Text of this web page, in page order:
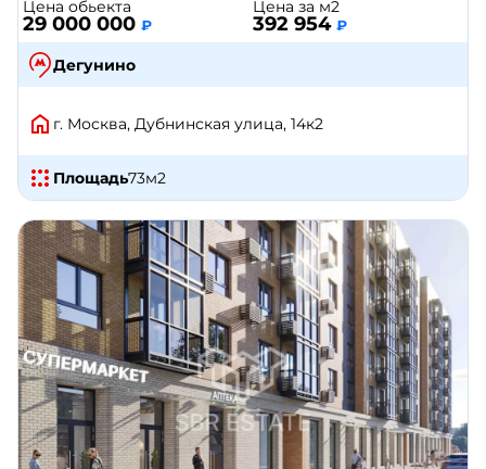
Цена обьекта
29 000 000 ₽
Цена за м2
392 954 ₽
Дегунино
г. Москва, Дубнинская улица, 14к2
Площадь73м2